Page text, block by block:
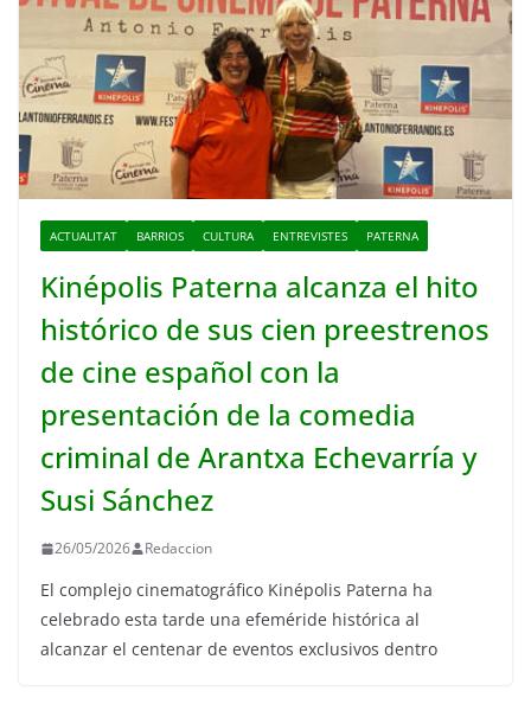
ACTUALITAT BARRIOS CULTURA ENTREVISTES PATERNA
Kinépolis Paterna alcanza el hito
histórico de sus cien preestrenos
de cine español con la
presentación de la comedia
criminal de Arantxa Echevarría y
Susi Sánchez
26/05/2026 Redaccion
El complejo cinematográfico Kinépolis Paterna ha
celebrado esta tarde una efeméride histórica al
alcanzar el centenar de eventos exclusivos dentro